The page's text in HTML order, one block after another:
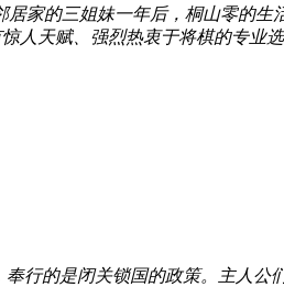
家的三姐妹一年后，桐山零的
人天赋、强烈热衷于将棋的专业
行的是闭关锁国的政策。主人